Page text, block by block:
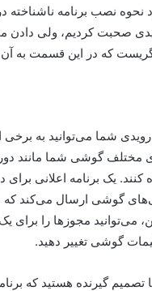
نحوه نصب برنامه ناشناخته
صحبت کردیم، ولی دادن
که در این قسمت به آن
شما می‌توانید به برخی
مختلف گوشی شما مانند
کنند. یک برنامه اعلانی
گوشی ارسال می‌کند که
می‌توانید مجوزها را برای
گوشی تغییر دهید.
تصمیم گیرنده هستید که